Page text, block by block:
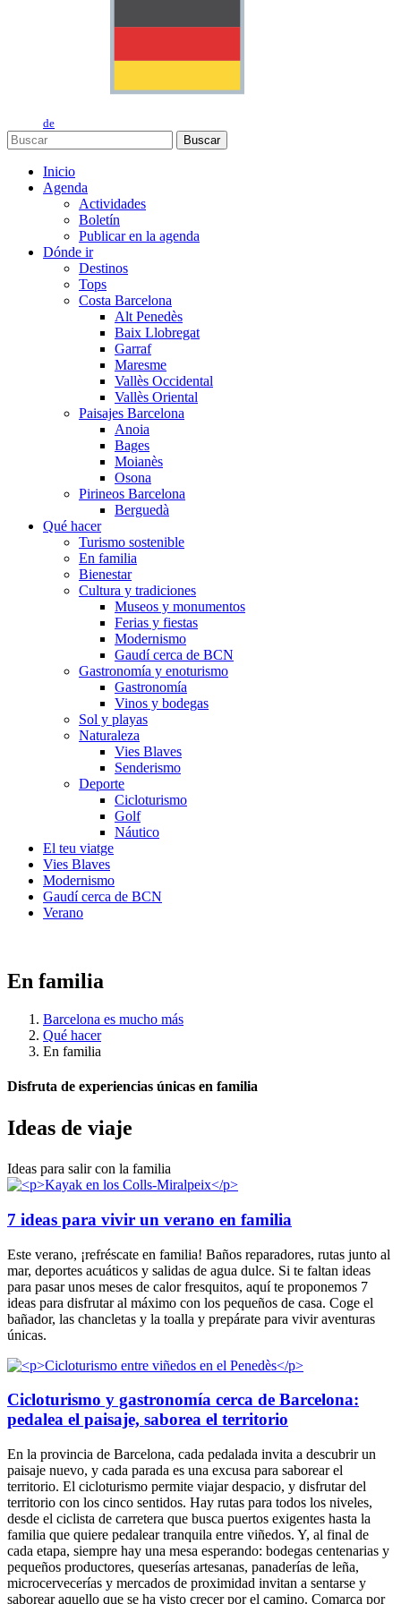
de
Buscar
Inicio
Agenda
Actividades
Boletín
Publicar en la agenda
Dónde ir
Destinos
Tops
Costa Barcelona
Alt Penedès
Baix Llobregat
Garraf
Maresme
Vallès Occidental
Vallès Oriental
Paisajes Barcelona
Anoia
Bages
Moianès
Osona
Pirineos Barcelona
Berguedà
Qué hacer
Turismo sostenible
En familia
Bienestar
Cultura y tradiciones
Museos y monumentos
Ferias y fiestas
Modernismo
Gaudí cerca de BCN
Gastronomía y enoturismo
Gastronomía
Vinos y bodegas
Sol y playas
Naturaleza
Vies Blaves
Senderismo
Deporte
Cicloturismo
Golf
Náutico
El teu viatge
Vies Blaves
Modernismo
Gaudí cerca de BCN
Verano
En familia
Barcelona es mucho más
Qué hacer
En familia
Disfruta de experiencias únicas en familia
Ideas de viaje
Ideas para salir con la familia
7 ideas para vivir un verano en familia
Este verano, ¡refréscate en familia! Baños reparadores, rutas junto al
mar, deportes acuáticos y salidas de agua dulce. Si te faltan ideas
para pasar unos meses de calor fresquitos, aquí te proponemos 7
ideas para disfrutar al máximo con los pequeños de casa. Coge el
bañador, las chancletas y la toalla y prepárate para vivir aventuras
únicas.
Cicloturismo y gastronomía cerca de Barcelona:
pedalea el paisaje, saborea el territorio
En la provincia de Barcelona, cada pedalada invita a descubrir un
paisaje nuevo, y cada parada es una excusa para saborear el
territorio. El cicloturismo permite viajar despacio, y disfrutar del
territorio con los cinco sentidos. Hay rutas para todos los niveles,
desde el ciclista de carretera que busca puertos exigentes hasta la
familia que quiere pedalear tranquila entre viñedos. Y, al final de
cada etapa, siempre hay una mesa esperando: bodegas centenarias y
pequeños productores, queserías artesanas, panaderías de leña,
microcervecerías y mercados de proximidad invitan a sentarse y
saborear aquello que se ha visto crecer por el camino. Comarca por